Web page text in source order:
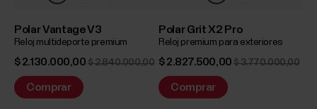
Polar Vantage V3
Reloj multideporte premium
$ 2.130.000,00 $ 2.840.000,00
Comprar
Polar Grit X2 Pro
Reloj premium para exteriores
$ 2.827.500,00 $ 3.770.000,00
Comprar